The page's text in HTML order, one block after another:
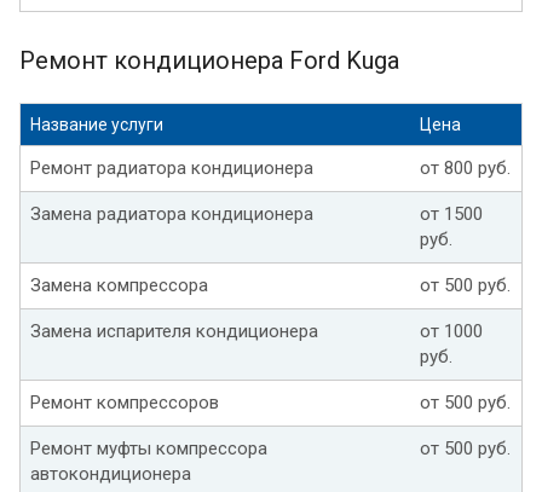
Ремонт кондиционера Ford Kuga
Название услуги Цена
Ремонт радиатора кондиционера от 800 руб.
Замена радиатора кондиционера
от 1500
руб.
Замена компрессора от 500 руб.
Замена испарителя кондиционера
от 1000
руб.
Ремонт компрессоров от 500 руб.
Ремонт муфты компрессора
автокондиционера
от 500 руб.